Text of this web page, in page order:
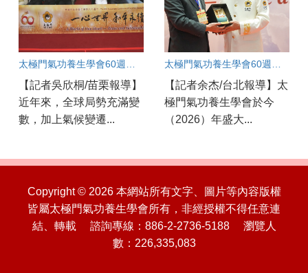
太極門氣功養生學會60週年盛典 苗栗道館同步歡慶 百工百業共展良善力量
【記者吳欣桐/苗栗報導】
近年來，全球局勢充滿變
數，加上氣候變遷...
太極門氣功養生學會60週年慶開幕！
【記者余杰/台北報導】太
極門氣功養生學會於今
（2026）年盛大...
Copyright © 2026 本網站所有文字、圖片等內容版權
皆屬太極門氣功養生學會所有，非經授權不得任意連
結、轉載 諮詢專線：886-2-2736-5188 瀏覽人
數：226,335,083